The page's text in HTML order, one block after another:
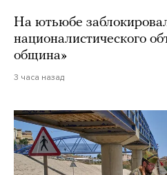
На ютьюбе
националистического
община»
3 часа назад